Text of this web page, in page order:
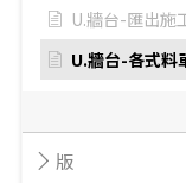
U.牆台-匯出施
U.牆台-各式料
版